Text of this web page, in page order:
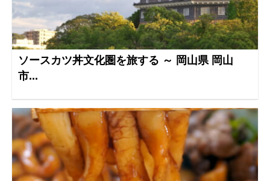
ソースカツ丼文化圏を旅する ～ 岡山県 岡山
市...